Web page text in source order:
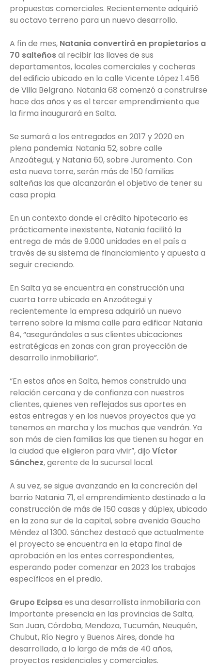
propuestas comerciales. Recientemente adquirió
su octavo terreno para un nuevo desarrollo.
A fin de mes, Natania convertirá en propietarios a
70 salteñosal recibir las llaves de sus
departamentos, locales comerciales y cocheras
del edificio ubicado en la calle Vicente López 1.456
de Villa Belgrano. Natania 68 comenzó a construirse
hace dos años y es el tercer emprendimiento que
la firma inaugurará en Salta.
Se sumará a los entregados en 2017 y 2020 en
plena pandemia: Natania 52, sobre calle
Anzoátegui, y Natania 60, sobre Juramento. Con
esta nueva torre, serán más de 150 familias
salteñas las que alcanzarán el objetivo de tener su
casa propia.
En un contexto donde el crédito hipotecario es
prácticamente inexistente, Natania facilitó la
entrega de más de 9.000 unidades en el país a
través de su sistema de financiamiento y apuesta a
seguir creciendo.
En Salta ya se encuentra en construcción una
cuarta torre ubicada en Anzoátegui y
recientemente la empresa adquirió un nuevo
terreno sobre la misma calle para edificar Natania
84, “asegurándoles a sus clientes ubicaciones
estratégicas en zonas con gran proyección de
desarrollo inmobiliario”.
“En estos años en Salta, hemos construido una
relación cercana y de confianza con nuestros
clientes, quienes ven reflejados sus aportes en
estas entregas y en los nuevos proyectos que ya
tenemos en marcha y los muchos que vendrán. Ya
son más de cien familias las que tienen su hogar en
la ciudad que eligieron para vivir”, dijo Víctor
Sánchez, gerente de la sucursal local.
A su vez, se sigue avanzando en la concreción del
barrio Natania 71, el emprendimiento destinado a la
construcción de más de 150 casas y dúplex, ubicado
en la zona sur de la capital, sobre avenida Gaucho
Méndez al 1300. Sánchez destacó que actualmente
el proyecto se encuentra en la etapa final de
aprobación en los entes correspondientes,
esperando poder comenzar en 2023 los trabajos
específicos en el predio.
Grupo Ecipsaes una desarrollista inmobiliaria con
importante presencia en las provincias de Salta,
San Juan, Córdoba, Mendoza, Tucumán, Neuquén,
Chubut, Río Negro y Buenos Aires, donde ha
desarrollado, a lo largo de más de 40 años,
proyectos residenciales y comerciales.